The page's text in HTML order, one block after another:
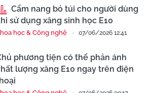
Cẩm nang bỏ túi cho người dùng
sử dụng xăng sinh học E10
học & Công nghệ 07/06/2026 12:41
phương tiện có thể phản ánh
lượng xăng E10 ngay trên điện